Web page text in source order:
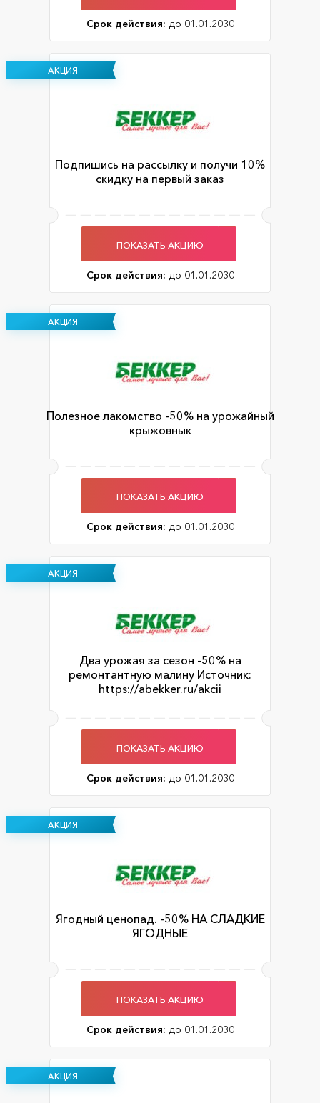
Срок действия: до 01.01.2030
АКЦИЯ
Подпишись на рассылку и получи 10%
скидку на первый заказ
ПОКАЗАТЬ АКЦИЮ
Срок действия: до 01.01.2030
АКЦИЯ
Полезное лакомство -50% на урожайный
крыжовнык
ПОКАЗАТЬ АКЦИЮ
Срок действия: до 01.01.2030
АКЦИЯ
Два урожая за сезон -50% на
ремонтантную малину Источник:
https://abekker.ru/akcii
ПОКАЗАТЬ АКЦИЮ
Срок действия: до 01.01.2030
АКЦИЯ
Ягодный ценопад. -50% НА СЛАДКИЕ
ЯГОДНЫЕ
ПОКАЗАТЬ АКЦИЮ
Срок действия: до 01.01.2030
АКЦИЯ